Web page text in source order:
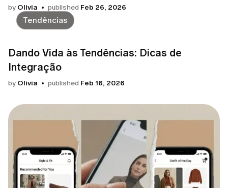
by Olivia published Feb 26, 2026
Tendências
Dando Vida às Tendências: Dicas de
Integração
by Olivia published Feb 16, 2026